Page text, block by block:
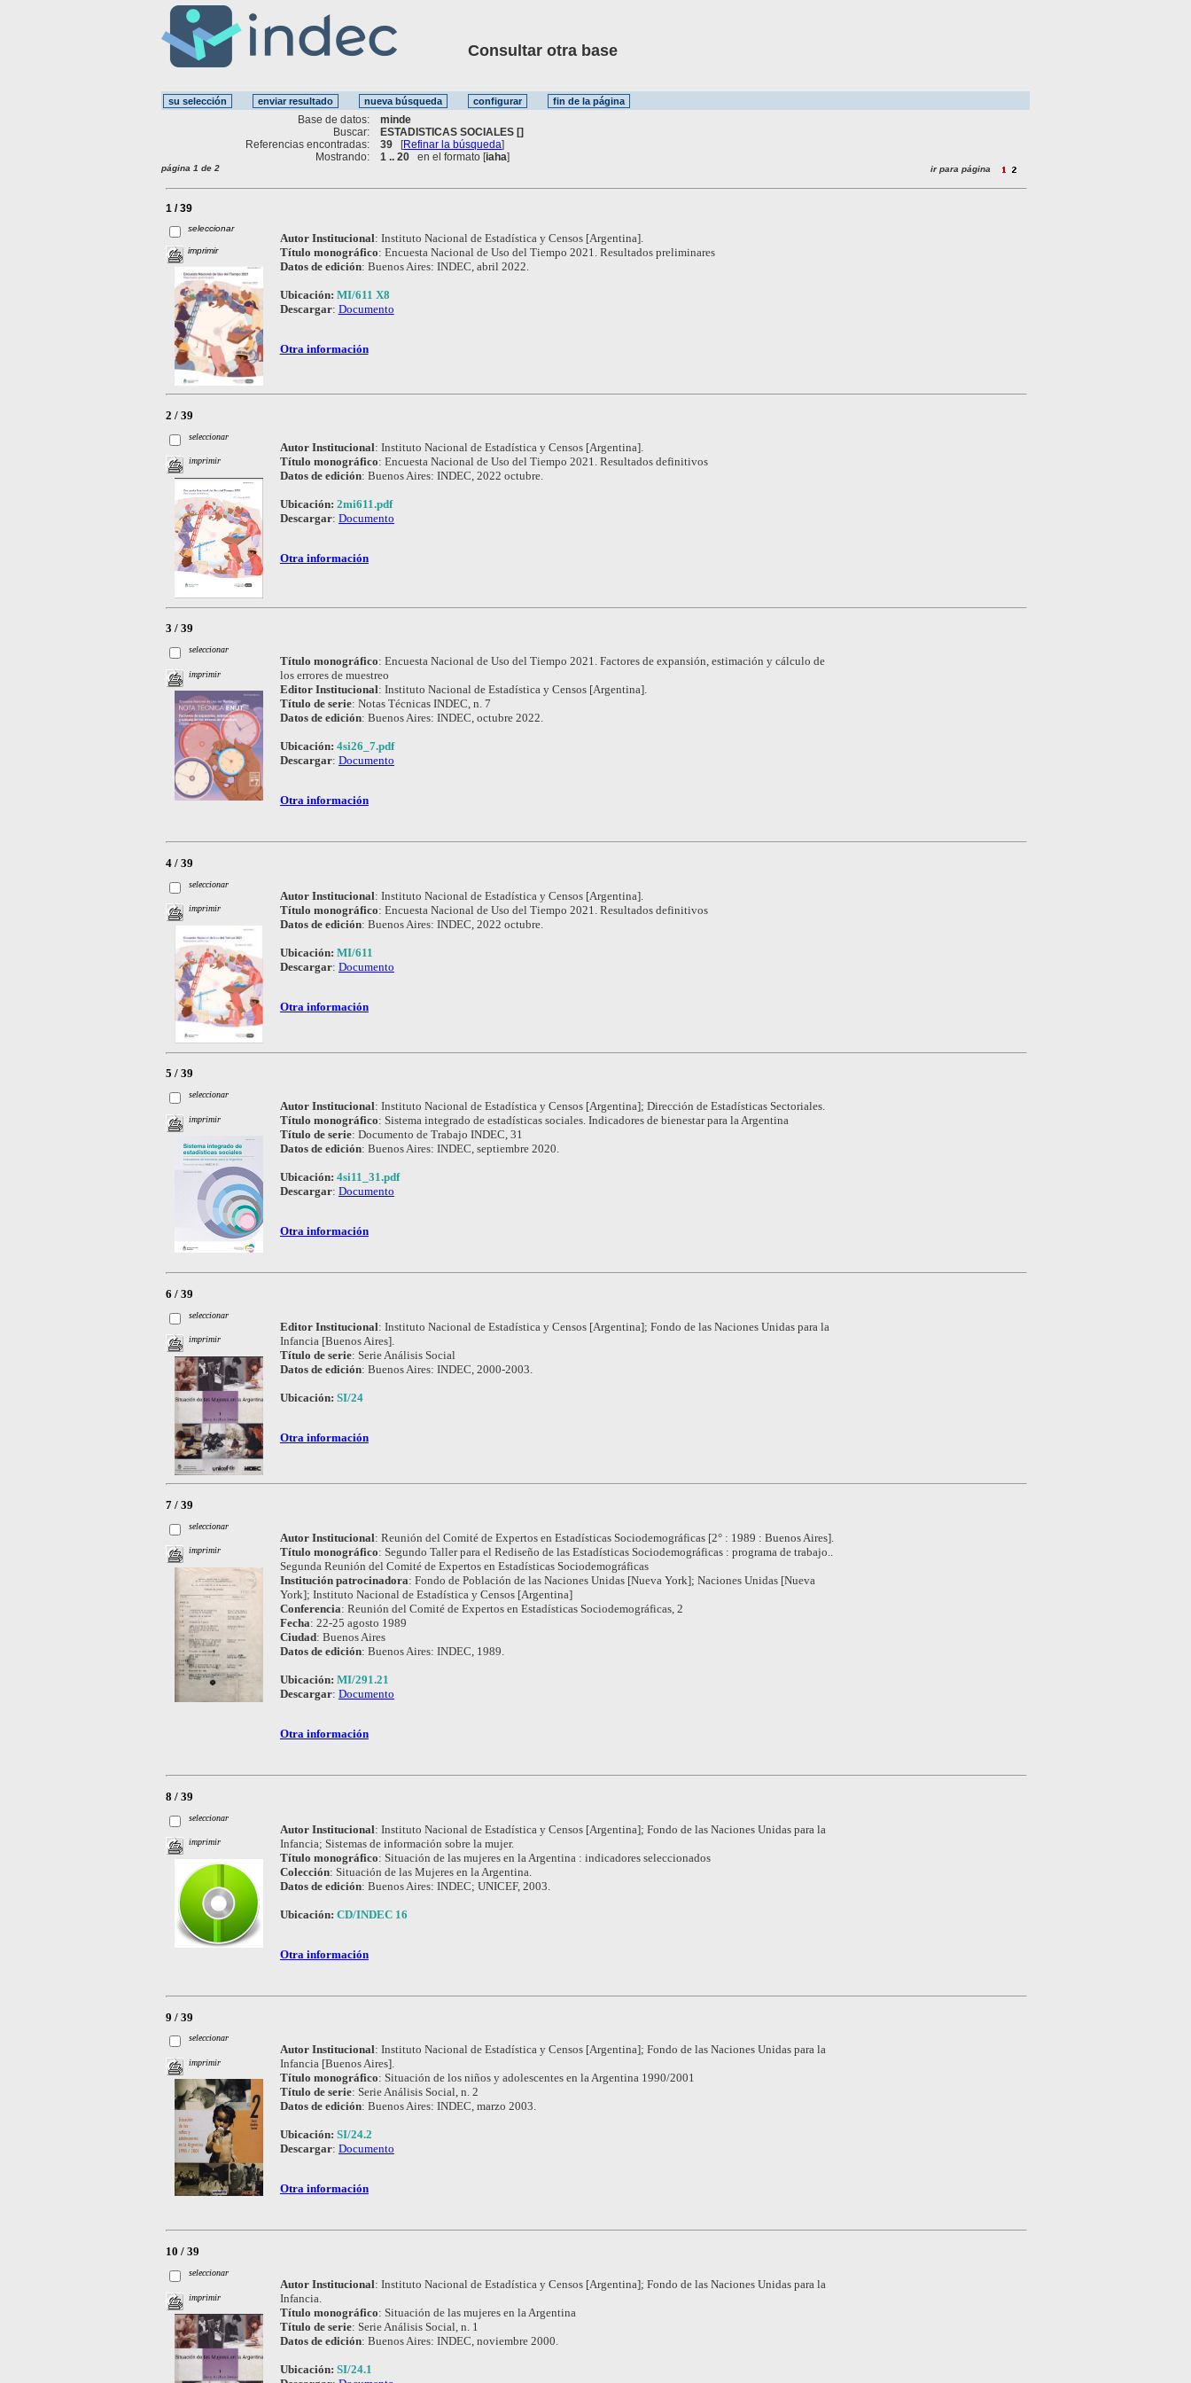
Consultar otra base
Base de datos:
minde
Buscar:
ESTADISTICAS SOCIALES []
Referencias encontradas:
39 [Refinar la búsqueda]
Mostrando:
1 .. 20 en el formato [iaha]
página 1 de 2 ir para página
1 / 39
seleccionar
imprimir
Autor Institucional: Instituto Nacional de Estadística y Censos [Argentina].
Título monográfico: Encuesta Nacional de Uso del Tiempo 2021. Resultados preliminares
Datos de edición: Buenos Aires: INDEC, abril 2022.
Ubicación: MI/611 X8
Descargar: Documento
Otra información
2 / 39
seleccionar
imprimir
Autor Institucional: Instituto Nacional de Estadística y Censos [Argentina].
Título monográfico: Encuesta Nacional de Uso del Tiempo 2021. Resultados definitivos
Datos de edición: Buenos Aires: INDEC, 2022 octubre.
Ubicación: 2mi611.pdf
Descargar: Documento
Otra información
3 / 39
seleccionar
imprimir
Título monográfico: Encuesta Nacional de Uso del Tiempo 2021. Factores de expansión, estimación y cálculo de
los errores de muestreo
Editor Institucional: Instituto Nacional de Estadística y Censos [Argentina].
Título de serie: Notas Técnicas INDEC, n. 7
Datos de edición: Buenos Aires: INDEC, octubre 2022.
Ubicación: 4si26_7.pdf
Descargar: Documento
Otra información
4 / 39
seleccionar
imprimir
Autor Institucional: Instituto Nacional de Estadística y Censos [Argentina].
Título monográfico: Encuesta Nacional de Uso del Tiempo 2021. Resultados definitivos
Datos de edición: Buenos Aires: INDEC, 2022 octubre.
Ubicación: MI/611
Descargar: Documento
Otra información
5 / 39
seleccionar
imprimir
Autor Institucional: Instituto Nacional de Estadística y Censos [Argentina]; Dirección de Estadísticas Sectoriales.
Título monográfico: Sistema integrado de estadísticas sociales. Indicadores de bienestar para la Argentina
Título de serie: Documento de Trabajo INDEC, 31
Datos de edición: Buenos Aires: INDEC, septiembre 2020.
Ubicación: 4si11_31.pdf
Descargar: Documento
Otra información
6 / 39
seleccionar
imprimir
Editor Institucional: Instituto Nacional de Estadística y Censos [Argentina]; Fondo de las Naciones Unidas para la
Infancia [Buenos Aires].
Título de serie: Serie Análisis Social
Datos de edición: Buenos Aires: INDEC, 2000-2003.
Ubicación: SI/24
Otra información
7 / 39
seleccionar
imprimir
Autor Institucional: Reunión del Comité de Expertos en Estadísticas Sociodemográficas [2° : 1989 : Buenos Aires].
Título monográfico: Segundo Taller para el Rediseño de las Estadísticas Sociodemográficas : programa de trabajo..
Segunda Reunión del Comité de Expertos en Estadísticas Sociodemográficas
Institución patrocinadora: Fondo de Población de las Naciones Unidas [Nueva York]; Naciones Unidas [Nueva
York]; Instituto Nacional de Estadística y Censos [Argentina]
Conferencia: Reunión del Comité de Expertos en Estadísticas Sociodemográficas, 2
Fecha: 22-25 agosto 1989
Ciudad: Buenos Aires
Datos de edición: Buenos Aires: INDEC, 1989.
Ubicación: MI/291.21
Descargar: Documento
Otra información
8 / 39
seleccionar
imprimir
Autor Institucional: Instituto Nacional de Estadística y Censos [Argentina]; Fondo de las Naciones Unidas para la
Infancia; Sistemas de información sobre la mujer.
Título monográfico: Situación de las mujeres en la Argentina : indicadores seleccionados
Colección: Situación de las Mujeres en la Argentina.
Datos de edición: Buenos Aires: INDEC; UNICEF, 2003.
Ubicación: CD/INDEC 16
Otra información
9 / 39
seleccionar
imprimir
Autor Institucional: Instituto Nacional de Estadística y Censos [Argentina]; Fondo de las Naciones Unidas para la
Infancia [Buenos Aires].
Título monográfico: Situación de los niños y adolescentes en la Argentina 1990/2001
Título de serie: Serie Análisis Social, n. 2
Datos de edición: Buenos Aires: INDEC, marzo 2003.
Ubicación: SI/24.2
Descargar: Documento
Otra información
10 / 39
seleccionar
imprimir
Autor Institucional: Instituto Nacional de Estadística y Censos [Argentina]; Fondo de las Naciones Unidas para la
Infancia.
Título monográfico: Situación de las mujeres en la Argentina
Título de serie: Serie Análisis Social, n. 1
Datos de edición: Buenos Aires: INDEC, noviembre 2000.
Ubicación: SI/24.1